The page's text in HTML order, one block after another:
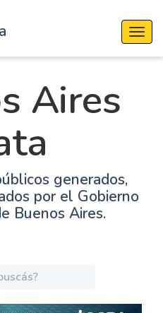
Aires
generados,
por el Gobierno
Buenos Aires.